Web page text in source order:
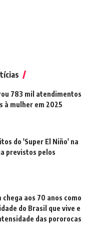
783 mil atendimentos
à mulher em 2025
do 'Super El Niño' na
previstos pelos
chega aos 70 anos como
do Brasil que vive e
das pororocas